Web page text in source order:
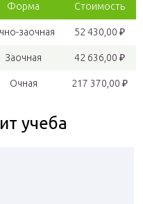
Форма Стоимость
заочная 52 430,00 ₽
Заочная 42 636,00 ₽
Очная 217 370,00 ₽
учеба